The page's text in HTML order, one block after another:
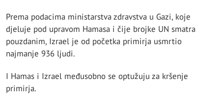
Prema podacima ministarstva zdravstva u Gazi, koje
djeluje pod upravom Hamasa i čije brojke UN smatra
pouzdanim, Izrael je od početka primirja usmrtio
najmanje 936 ljudi.
I Hamas i Izrael međusobno se optužuju za kršenje
primirja.